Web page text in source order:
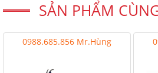
SẢN PHẨM
0988.685.856 Mr.Hùng